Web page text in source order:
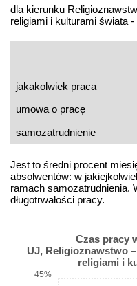
dla kierunku
religiami i kulturami świata
jakakolwiek praca
umowa o pracę
samo­zatrudnienie
Jest to średni procent
absolwentów: w
ramach samozatrudnienia.
długotrwałości pracy.
Czas pracy
UJ, Religioznawstwo
religiami i
45%